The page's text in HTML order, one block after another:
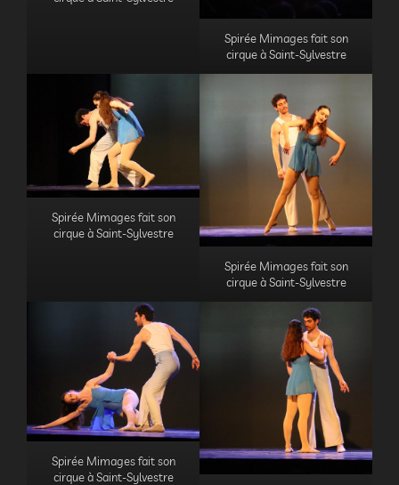
Spirée Mimages fait son
cirque à Saint-Sylvestre
Spirée Mimages fait son
cirque à Saint-Sylvestre
Spirée Mimages fait son
cirque à Saint-Sylvestre
Spirée Mimages fait son
cirque à Saint-Sylvestre